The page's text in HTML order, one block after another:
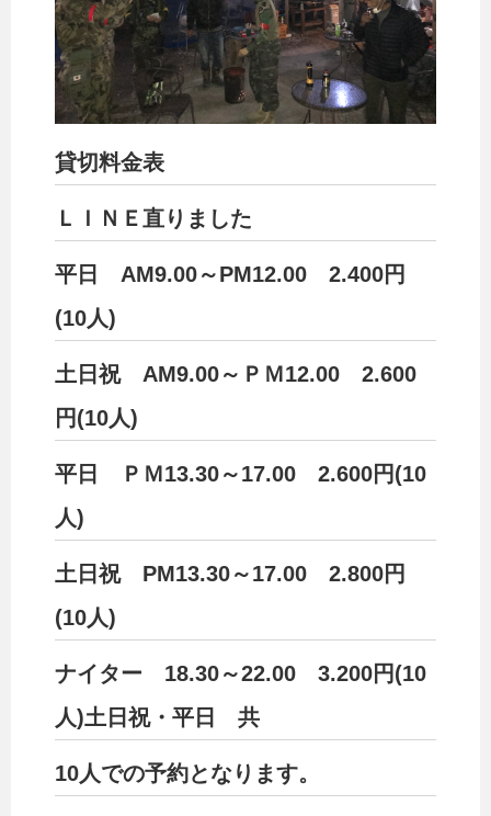
貸切料金表
ＬＩＮＥ直りました
平日 AМ9.00～PМ12.00 2.400円
(10人)
土日祝 AМ9.00～ＰＭ12.00 2.600
円(10人)
平日 ＰＭ13.30～17.00 2.600円(10
人)
土日祝 PМ13.30～17.00 2.800円
(10人)
ナイター 18.30～22.00 3.200円(10
人)土日祝・平日 共
10人での予約となります。